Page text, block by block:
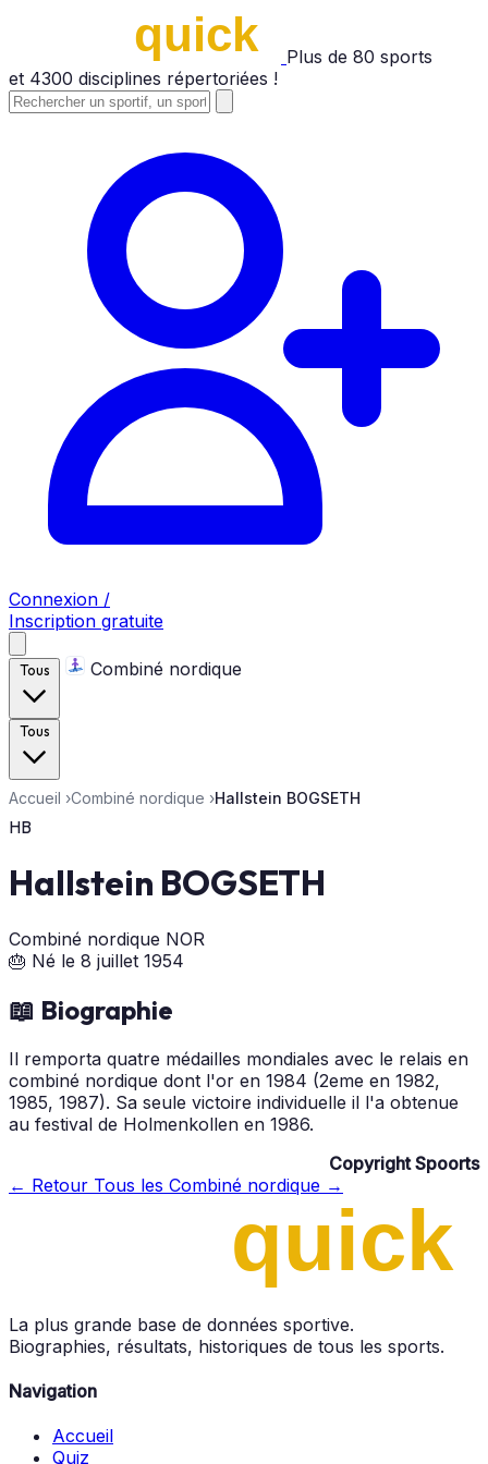
Plus de 80 sports
et 4300 disciplines répertoriées !
Connexion /
Inscription gratuite
Tous Combiné nordique
Tous
Accueil ›Combiné nordique ›Hallstein BOGSETH
HB
Hallstein BOGSETH
Combiné nordique NOR
🎂 Né le 8 juillet 1954
📖 Biographie
Il remporta quatre médailles mondiales avec le relais en
combiné nordique dont l'or en 1984 (2eme en 1982,
1985, 1987). Sa seule victoire individuelle il l'a obtenue
au festival de Holmenkollen en 1986.
Copyright Spoorts
← Retour Tous les Combiné nordique →
La plus grande base de données sportive.
Biographies, résultats, historiques de tous les sports.
Navigation
Accueil
Quiz